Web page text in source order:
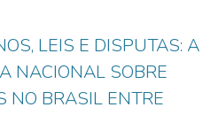
fisiológicas, o parto prematuro
em Unidades de Terapia
(UTIN) podem fragilizar
bebê, afetando o
emocional e a constituição
LEIS E DISPUTAS: A
NACIONAL SOBRE
NO BRASIL ENTRE